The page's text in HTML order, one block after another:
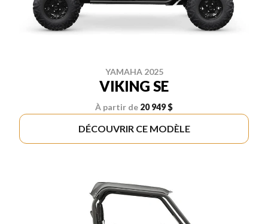
YAMAHA 2025
VIKING SE
À partir de 20 949 $
DÉCOUVRIR CE MODÈLE